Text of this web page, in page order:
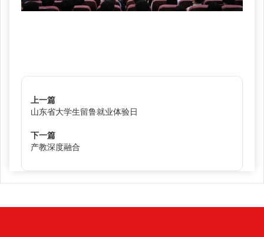
上一篇
山东省大学生留鲁就业体验日
下一篇
产教深度融合